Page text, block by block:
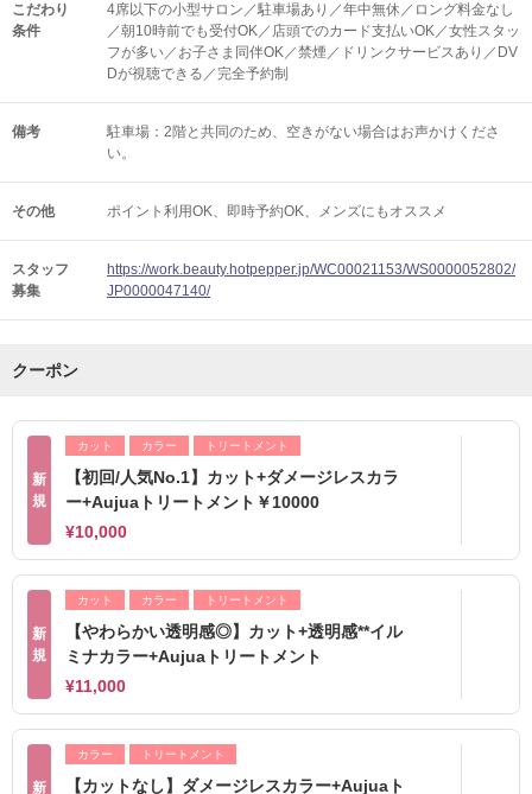
こだわり
条件
4席以下の小型サロン／駐車場あり／年中無休／ロング料金なし
／朝10時前でも受付OK／店頭でのカード支払いOK／女性スタッ
フが多い／お子さま同伴OK／禁煙／ドリンクサービスあり／DV
Dが視聴できる／完全予約制
備考
駐車場：2階と共同のため、空きがない場合はお声かけくださ
い。
その他 ポイント利用OK 即時予約OK メンズにもオススメ
スタッフ
募集
https://work.beauty.hotpepper.jp/WC00021153/WS0000052802/
JP0000047140/
クーポン
新
規
カット カラー トリートメント
【初回/人気No.1】カット+ダメージレスカラ
ー+Aujuaトリートメント￥10000
¥10,000
新
規
カット カラー トリートメント
【やわらかい透明感◎】カット+透明感**イル
ミナカラー+Aujuaトリートメント
¥11,000
新
カラー トリートメント
【カットなし】ダメージレスカラー+Aujuaト